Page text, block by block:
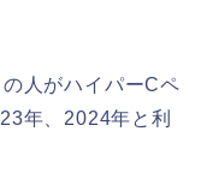
人がハイパーCペ
年、2024年と利